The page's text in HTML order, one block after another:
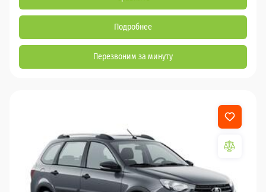
Подробнее
Перезвоним за минуту